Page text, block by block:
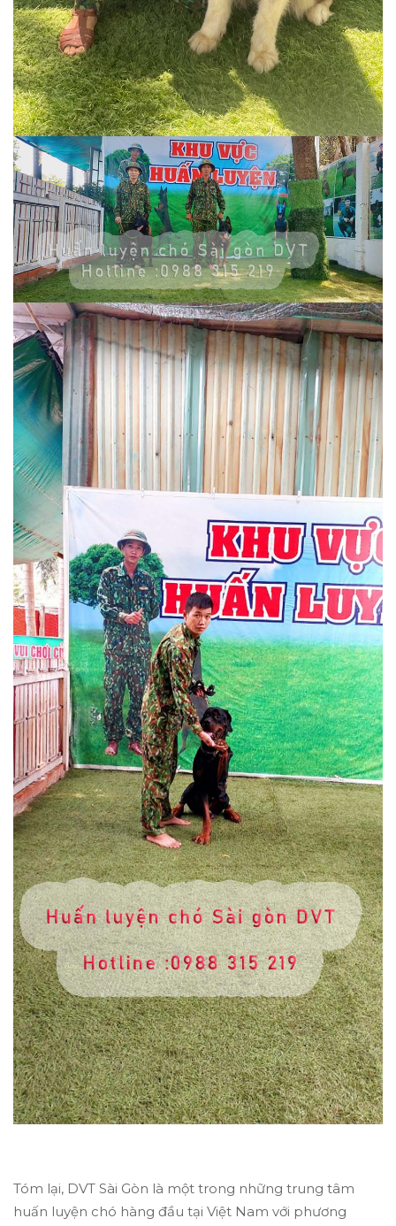
Tóm lại, DVT Sài Gòn là một trong những trung tâm
huấn luyện chó hàng đầu tại Việt Nam với phương